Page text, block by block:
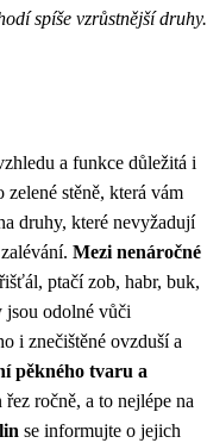
spíše vzrůstnější druhy.
a funkce důležitá i
stěně, která vám
druhy, které nevyžadují
Mezi nenáročné
ptačí zob, habr, buk,
jsou odolné vůči
i znečištěné ovzduší a
pěkného tvaru a
ročně, a to nejlépe na
se informujte o jejich